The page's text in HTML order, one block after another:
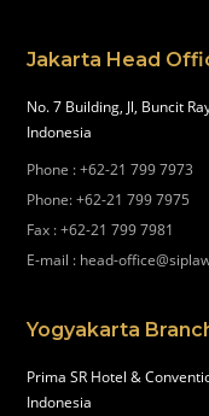
Jakarta Head
No. 7 Building, Jl, Buncit
Indonesia
Phone :+62-21 799 7973
Phone:+62-21 799 7975
Fax :+62-21 799 7981
E-mail : head-
Yogyakarta
Prima SR Hotel &
Indonesia